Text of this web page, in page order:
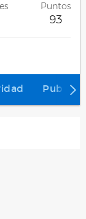
Puntos
93